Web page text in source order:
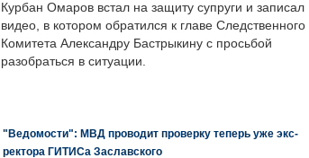
Курбан Омаров встал на защиту супруги и записал
видео, в котором обратился к главе Следственного
Комитета Александру Бастрыкину с просьбой
разобраться в ситуации.
"Ведомости": МВД проводит проверку теперь уже экс-
ректора ГИТИСа Заславского